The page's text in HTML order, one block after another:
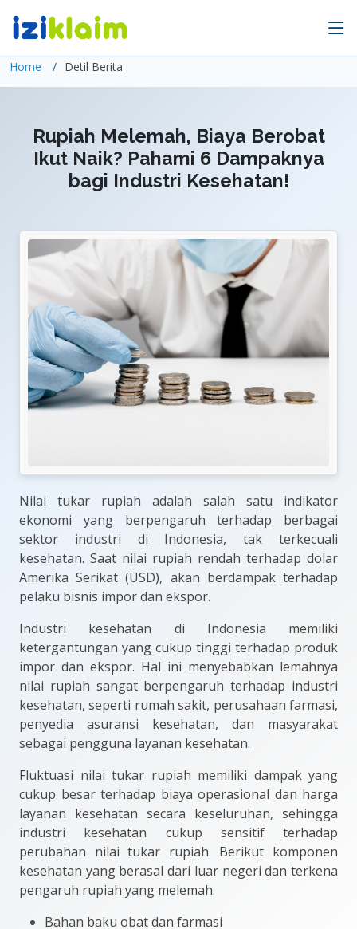
Home Detil Berita
Rupiah Melemah, Biaya Berobat
Ikut Naik? Pahami 6 Dampaknya
bagi Industri Kesehatan!
Nilai tukar rupiah adalah salah satu indikator
ekonomi yang berpengaruh terhadap berbagai
sektor industri di Indonesia, tak terkecuali
kesehatan. Saat nilai rupiah rendah terhadap dolar
Amerika Serikat (USD), akan berdampak terhadap
pelaku bisnis impor dan ekspor.
Industri kesehatan di Indonesia memiliki
ketergantungan yang cukup tinggi terhadap produk
impor dan ekspor. Hal ini menyebabkan lemahnya
nilai rupiah sangat berpengaruh terhadap industri
kesehatan, seperti rumah sakit, perusahaan farmasi,
penyedia asuransi kesehatan, dan masyarakat
sebagai pengguna layanan kesehatan.
Fluktuasi nilai tukar rupiah memiliki dampak yang
cukup besar terhadap biaya operasional dan harga
layanan kesehatan secara keseluruhan, sehingga
industri kesehatan cukup sensitif terhadap
perubahan nilai tukar rupiah. Berikut komponen
kesehatan yang berasal dari luar negeri dan terkena
pengaruh rupiah yang melemah.
Bahan baku obat dan farmasi